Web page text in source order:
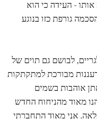
- העידה כי הוא
גורפת כזו בנוגע
לבושם גם תוים של
רעננות מבורכת למתקתקות
אוהבות בשמים
מאוד מהניחוח החדש
אני מאוד התחברתי